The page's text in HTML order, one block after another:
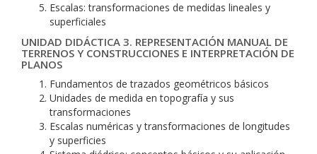
Escalas: transformaciones de medidas lineales y
superficiales
UNIDAD DIDÁCTICA 3. REPRESENTACIÓN MANUAL DE
TERRENOS Y CONSTRUCCIONES E INTERPRETACIÓN DE
PLANOS
Fundamentos de trazados geométricos básicos
Unidades de medida en topografía y sus
transformaciones
Escalas numéricas y transformaciones de longitudes
y superficies